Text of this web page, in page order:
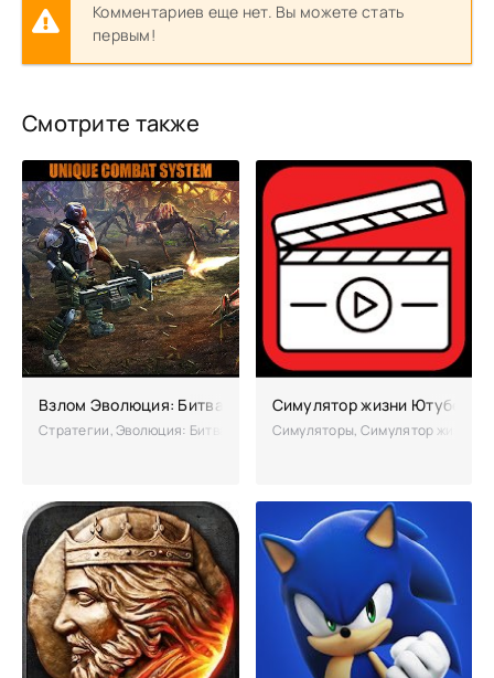
Комментариев еще нет. Вы можете стать
первым!
Смотрите также
Взлом Эволюция: Битва за Утопию (чит много денег)
Стратегии, Эволюция: Битва за Утопию – это удачное смешение
Симулятор жизни Ютубера
Симуляторы, Симулятор жизни